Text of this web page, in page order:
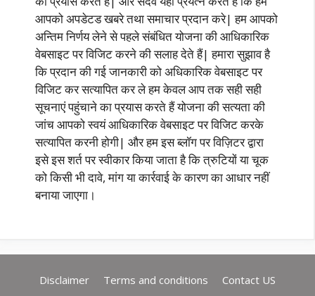
आपको अपडेटड खबरे तथा समाचार प्रदान करे| हम आपको
अन्तिम निर्णय लेने से पहले संबंधित योजना की आधिकारिक
वेबसाइट पर विजिट करने की सलाह देते हैं| हमारा सुझाव है
कि प्रदान की गई जानकारी को अधिकारिक वेबसाइट पर
विजिट कर सत्यापित कर ले हम केवल आप तक सही सही
सूचनाएं पहुंचाने का प्रयास करते हैं योजना की सत्यता की
जांच आपको स्वयं आधिकारिक वेबसाइट पर विजिट करके
सत्यापित करनी होगी| और हम इस ब्लॉग पर विज़िटर द्वारा
इसे इस शर्त पर स्वीकार किया जाता है कि त्रुटियों या चूक
को किसी भी दावे, मांग या कार्रवाई के कारण का आधार नहीं
बनाया जाएगा।
Disclaimer Terms and conditions
Contact US